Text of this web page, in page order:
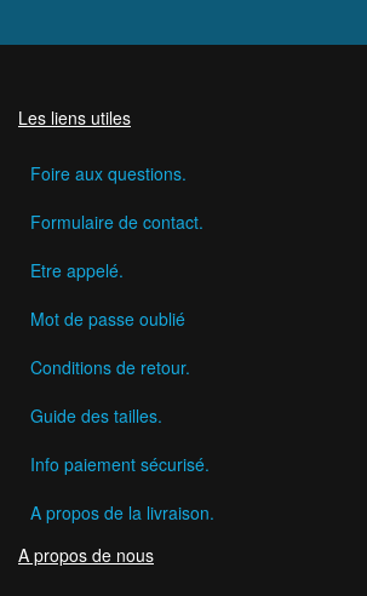
Les liens utiles
Foire aux questions.
Formulaire de contact.
Etre appelé.
Mot de passe oublié
Conditions de retour.
Guide des tailles.
Info paiement sécurisé.
A propos de la livraison.
A propos de nous